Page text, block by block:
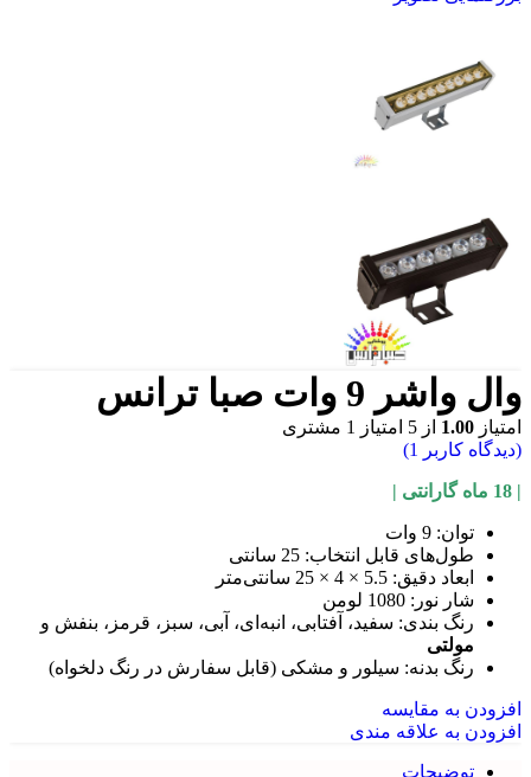
وال واشر 9 وات صبا ترانس
امتیاز 1.00 از 5 امتیاز 1 مشتری
(دیدگاه کاربر
1
)
| 18 ماه گارانتی |
توان: 9 وات
طول‌های قابل انتخاب: 25 سانتی
ابعاد دقیق: 5.5 × 4 × 25 سانتی‌متر
شار نور: 1080 لومن
رنگ بندی: سفید، آفتابی، انبه‌ای، آبی، سبز، قرمز، بنفش و
مولتی
رنگ بدنه: سیلور و مشکی (قابل سفارش در رنگ دلخواه)
افزودن به مقایسه
افزودن به علاقه مندی
توضیحات